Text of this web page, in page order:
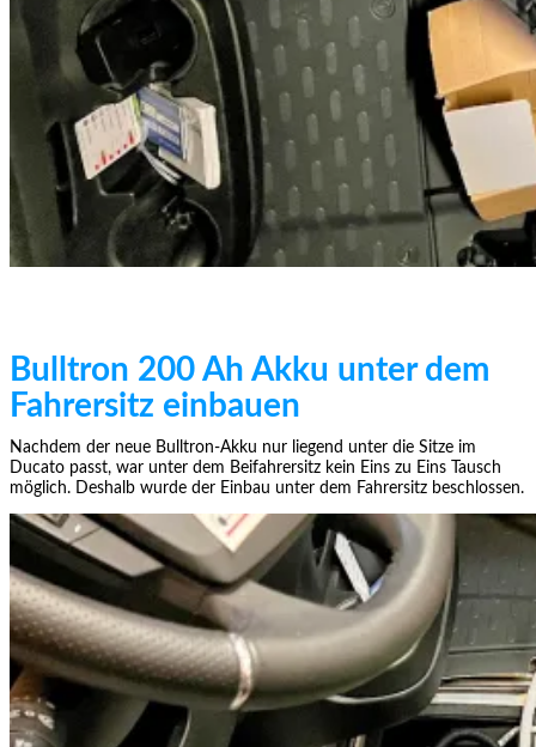
Bulltron 200 Ah Akku unter dem
Fahrersitz einbauen
Nachdem der neue Bulltron-Akku nur liegend unter die Sitze im
Ducato passt, war unter dem Beifahrersitz kein Eins zu Eins Tausch
möglich. Deshalb wurde der Einbau unter dem Fahrersitz beschlossen.